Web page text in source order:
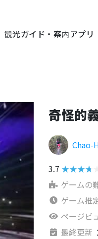
観光ガイド・案内アプリ
奇怪的
Chao-
3.7 ★★★★★
ゲームの
ゲーム推
ページビ
最終更新